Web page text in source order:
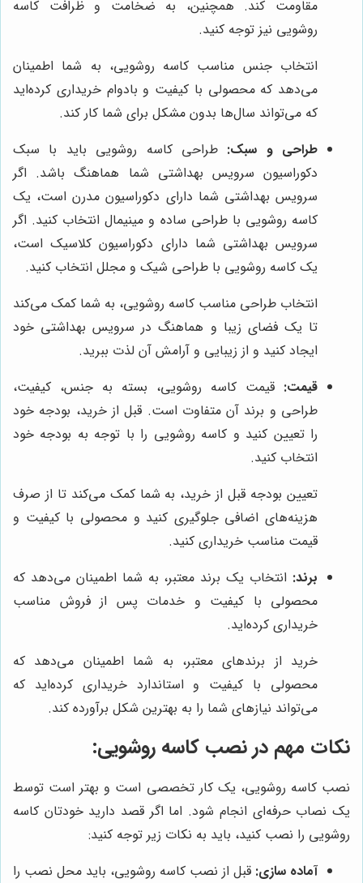
مقاومت کند. همچنین، به ضخامت و ظرافت کاسه
روشویی نیز توجه کنید.
انتخاب جنس مناسب کاسه روشویی، به شما اطمینان
می‌دهد که محصولی با کیفیت و بادوام خریداری کرده‌اید
که می‌تواند سال‌ها بدون مشکل برای شما کار کند.
طراحی و سبک: طراحی کاسه روشویی باید با سبک
دکوراسیون سرویس بهداشتی شما هماهنگ باشد. اگر
سرویس بهداشتی شما دارای دکوراسیون مدرن است، یک
کاسه روشویی با طراحی ساده و مینیمال انتخاب کنید. اگر
سرویس بهداشتی شما دارای دکوراسیون کلاسیک است،
یک کاسه روشویی با طراحی شیک و مجلل انتخاب کنید.
انتخاب طراحی مناسب کاسه روشویی، به شما کمک می‌کند
تا یک فضای زیبا و هماهنگ در سرویس بهداشتی خود
ایجاد کنید و از زیبایی و آرامش آن لذت ببرید.
قیمت: قیمت کاسه روشویی، بسته به جنس، کیفیت،
طراحی و برند آن متفاوت است. قبل از خرید، بودجه خود
را تعیین کنید و کاسه روشویی را با توجه به بودجه خود
انتخاب کنید.
تعیین بودجه قبل از خرید، به شما کمک می‌کند تا از صرف
هزینه‌های اضافی جلوگیری کنید و محصولی با کیفیت و
قیمت مناسب خریداری کنید.
برند: انتخاب یک برند معتبر، به شما اطمینان می‌دهد که
محصولی با کیفیت و خدمات پس از فروش مناسب
خریداری کرده‌اید.
خرید از برندهای معتبر، به شما اطمینان می‌دهد که
محصولی با کیفیت و استاندارد خریداری کرده‌اید که
می‌تواند نیازهای شما را به بهترین شکل برآورده کند.
نکات مهم در نصب کاسه روشویی:
نصب کاسه روشویی، یک کار تخصصی است و بهتر است توسط
یک نصاب حرفه‌ای انجام شود. اما اگر قصد دارید خودتان کاسه
روشویی را نصب کنید، باید به نکات زیر توجه کنید:
آماده سازی: قبل از نصب کاسه روشویی، باید محل نصب را